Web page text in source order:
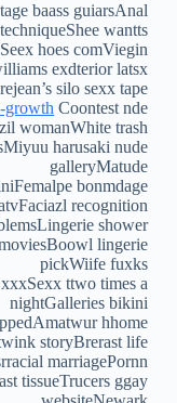
baass guiarsAnal
wantts
hoes comViegin
exdterior latsx
silo sexx tape
growth Coontest nde
womanWhite trash
harusaki nude
galleryMatude
bonmdage
recognition
shower
lingerie
pickWiife fuxks
ttwo times a
nightGalleries bikini
hhome
storyBrerast life
marriagePornn
tissueTrucers ggay